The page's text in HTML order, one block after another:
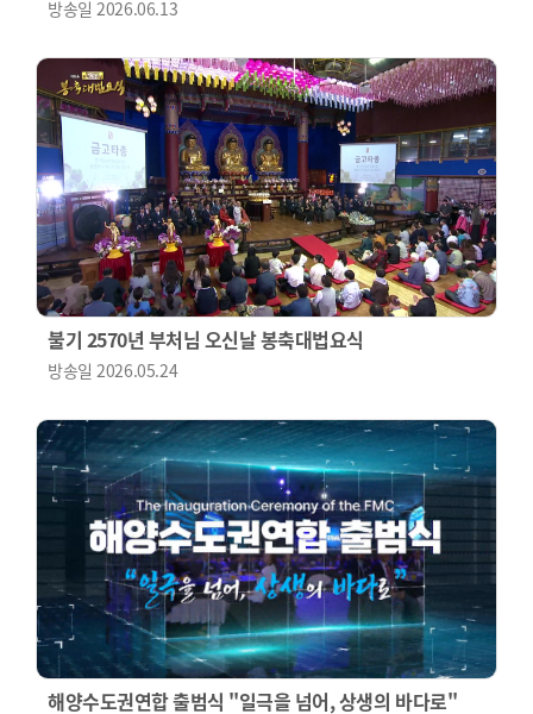
방송일2026.06.13
불기 2570년 부처님 오신날 봉축대법요식
방송일2026.05.24
해양수도권연합 출범식 "일극을 넘어, 상생의 바다로"